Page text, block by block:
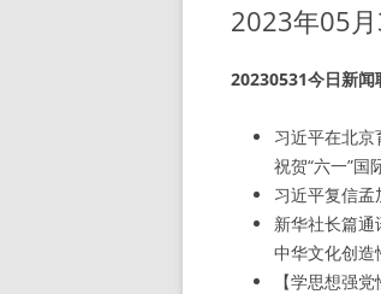
2023年05
20230531今日新闻
习近平在北
祝贺“六一”国
习近平复信孟
新华社长篇
中华文化创造
【学思想强